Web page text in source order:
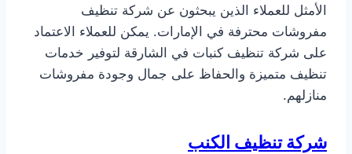
الأمثل للعملاء الذين يبحثون عن شركة تنظيف
مفروشات محترفة في الإمارات. يمكن للعملاء الاعتماد
على شركة تنظيف كنبات في الشارقة لتوفير خدمات
تنظيف متميزة والحفاظ على جمال وجودة مفروشات
منازلهم.
شركة تنظيف الكنب